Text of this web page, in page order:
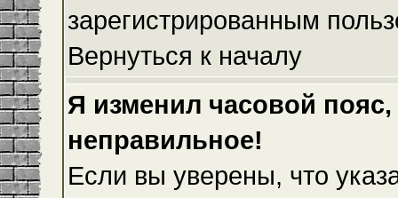
зарегистрированным
Вернуться к началу
Я изменил часовой
неправильное!
Если вы уверены, что